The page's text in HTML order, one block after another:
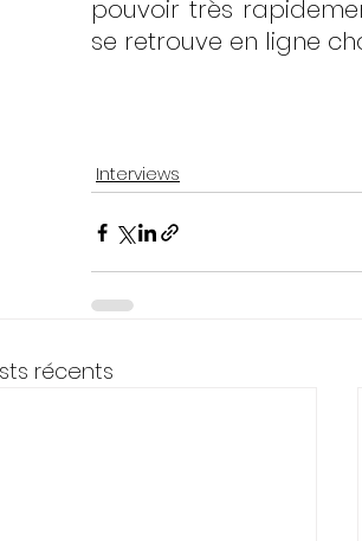
pouvoir très
se retrouve en ligne
Interviews
récents